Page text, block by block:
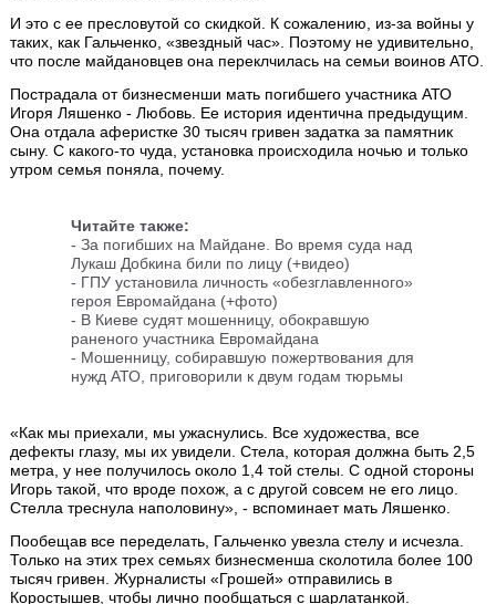
И это с ее пресловутой со скидкой. К сожалению, из-за войны у
таких, как Гальченко, «звездный час». Поэтому не удивительно,
что после майдановцев она переклчилась на семьи воинов АТО.
Пострадала от бизнесменши мать погибшего участника АТО
Игоря Ляшенко - Любовь. Ее история идентична предыдущим.
Она отдала аферистке 30 тысяч гривен задатка за памятник
сыну. С какого-то чуда, установка происходила ночью и только
утром семья поняла, почему.
Читайте также:
- За погибших на Майдане. Во время суда над
Лукаш Добкина били по лицу (+видео)
- ГПУ установила личность «обезглавленного»
героя Евромайдана (+фото)
- В Киеве судят мошенницу, обокравшую
раненого участника Евромайдана
- Мошенницу, собиравшую пожертвования для
нужд АТО, приговорили к двум годам тюрьмы
«Как мы приехали, мы ужаснулись. Все художества, все
дефекты глазу, мы их увидели. Стела, которая должна быть 2,5
метра, у нее получилось около 1,4 той стелы. С одной стороны
Игорь такой, что вроде похож, а с другой совсем не его лицо.
Стелла треснула наполовину», - вспоминает мать Ляшенко.
Пообещав все переделать, Гальченко увезла стелу и исчезла.
Только на этих трех семьях бизнесменша сколотила более 100
тысяч гривен. Журналисты «Грошей» отправились в
Коростышев, чтобы лично пообщаться с шарлатанкой.